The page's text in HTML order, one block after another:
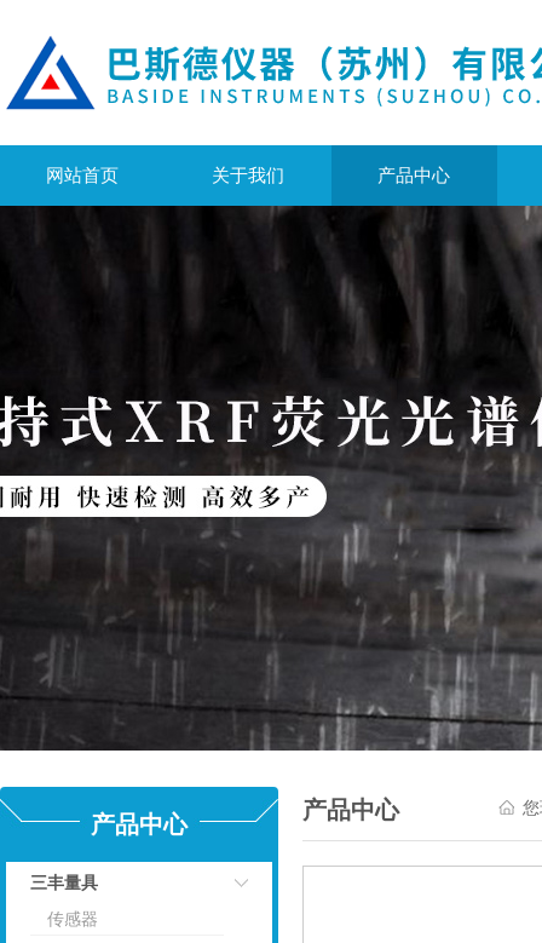
网站首页 关于我们 产品中心
产品中心
三丰量具
传感器
产品中心